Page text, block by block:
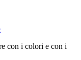
con i colori e con i